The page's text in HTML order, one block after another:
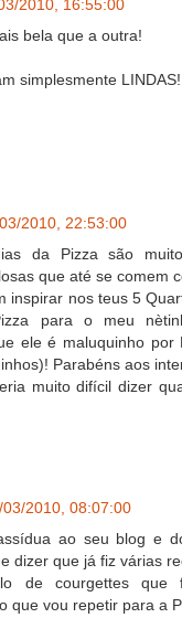
2010, 16:55:00
bela que a outra!
simplesmente LINDAS!
2010, 22:53:00
da Pizza são
que até se comem
inspirar nos teus 5
para o meu
ele é maluquinho por
Parabéns aos
muito difícil dizer
03/2010, 08:07:00
ao seu blog e
dizer que já fiz várias
de courgettes que
que vou repetir para a